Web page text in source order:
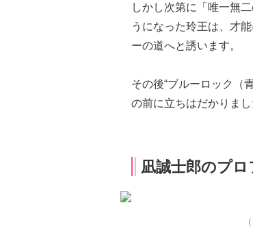
しかし次第に「唯一無
うになった玲王は、才
ーの道へと誘います。
その後“ブルーロック（
の前に立ちはだかりまし
凪誠士郎のプ